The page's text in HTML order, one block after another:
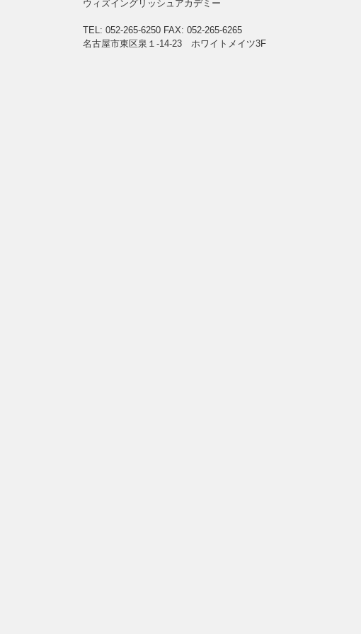
ウィズイングリッシュアカデミー
TEL: 052-265-6250 FAX: 052-265-6265
名古屋市東区泉１-14-23 ホワイトメイツ3F